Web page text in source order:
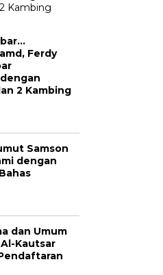
Ferdy
2 Kambing
Samson
dengan
dan Umum
Kautsar